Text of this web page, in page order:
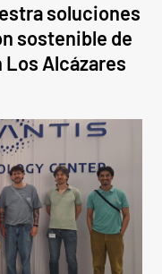
soluciones
sostenible de
Los Alcázares